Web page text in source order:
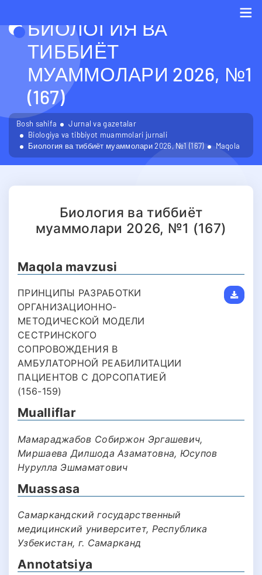
БИОЛОГИЯ ВА
ТИББИЁТ
МУАММОЛАРИ 2026, №1
(167)
Bosh sahifa
Jurnal va gazetalar
Biologiya va tibbiyot muammolari jurnali
Биология ва тиббиёт муаммолари 2026, №1 (167)
Maqola
Биология ва тиббиёт
муаммолари 2026, №1 (167)
Maqola mavzusi
ПРИНЦИПЫ РАЗРАБОТКИ
ОРГАНИЗАЦИОННО-
МЕТОДИЧЕСКОЙ МОДЕЛИ
СЕСТРИНСКОГО
СОПРОВОЖДЕНИЯ В
АМБУЛАТОРНОЙ РЕАБИЛИТАЦИИ
ПАЦИЕНТОВ С ДОРСОПАТИЕЙ
(156-159)
Mualliflar
Мамараджабов Собиржон Эргашевич,
Миршаева Дилшода Азаматовна, Юсупов
Нурулла Эшмаматович
Muassasa
Самаркандский государственный
медицинский университет, Республика
Узбекистан, г. Самарканд
Annotatsiya